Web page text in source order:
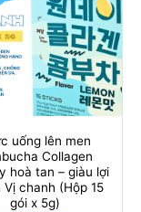
uống lên men
Collagen
hoà tan – giàu lợi
Vị chanh (Hộp 15
gói x 5g)